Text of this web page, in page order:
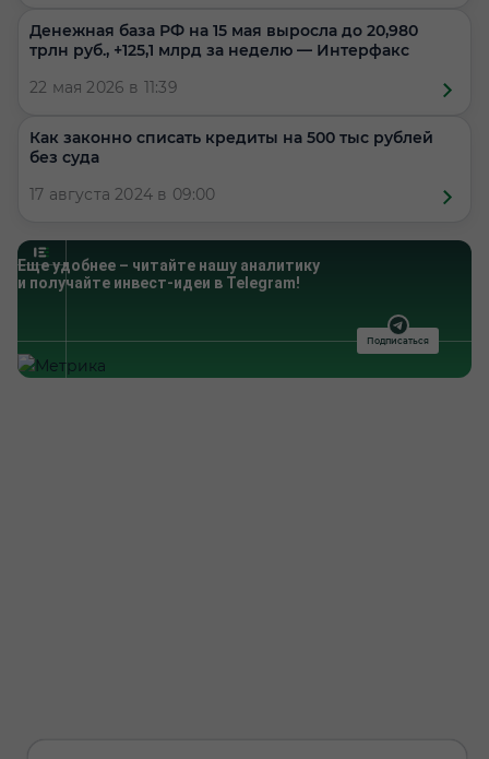
Денежная база РФ на 15 мая выросла до 20,980
трлн руб., +125,1 млрд за неделю — Интерфакс
22 мая 2026 в 11:39
Как законно списать кредиты на 500 тыс рублей
без суда
17 августа 2024 в 09:00
Еще удобнее – читайте нашу аналитику
и получайте инвест-идеи в Telegram!
Подписаться